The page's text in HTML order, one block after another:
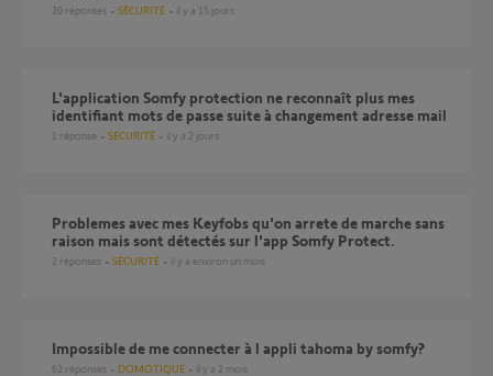
20 réponses SÉCURITÉ il y a 15 jours
L'application Somfy protection ne reconnaît plus mes
identifiant mots de passe suite à changement adresse mail
1 réponse SÉCURITÉ il y a 2 jours
Problemes avec mes Keyfobs qu'on arrete de marche sans
raison mais sont détectés sur l'app Somfy Protect.
2 réponses SÉCURITÉ il y a environ un mois
Impossible de me connecter à l appli tahoma by somfy?
62 réponses DOMOTIQUE il y a 2 mois